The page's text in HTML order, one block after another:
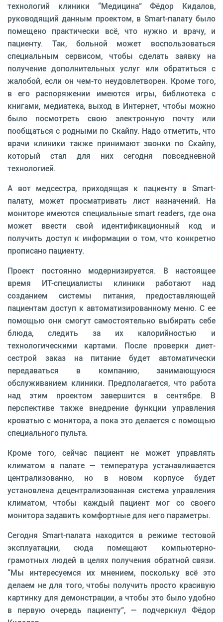
технологий клиники “Медицина” Фёдор Кидалов,
руководящий данным проектом, в Smart-палату было
помещено практически всё, что нужно и врачу, и
пациенту. Так, больной может воспользоваться
специальным сервисом, чтобы сделать заявку на
получение дополнительных услуг или обратиться с
жалобой, если он чем-то неудовлетворен. Кроме того,
в его распоряжении имеются игры, библиотека с
книгами, медиатека, выход в Интернет, чтобы можно
было посмотреть свою электронную почту или
пообщаться с родными по Скайпу. Надо отметить, что
врачи клиники также принимают звонки по Скайпу,
который стал для них сегодня повседневной
технологией.
А вот медсестра, приходящая к пациенту в Smart-
палату, может просматривать лист назначений. На
мониторе имеются специальные smart readers, где она
может ввести свой идентификационный код и
получить доступ к информации о том, что конкретно
прописано пациенту.
Проект постоянно модернизируется. В настоящее
время ИТ-специалисты клиники работают над
созданием системы питания, предоставляющей
пациентам доступ к автоматизированному меню. С ее
помощью они смогут самостоятельно выбирать себе
блюда, следить за их калорийностью и
технологическими картами. После проверки диет-
сестрой заказ на питание будет автоматически
передаваться в компанию, занимающуюся
обслуживанием клиники. Предполагается, что работа
над этим проектом завершится в сентябре. В
перспективе также внедрение функции управления
кроватью с монитора, а пока это делается с помощью
специального пульта.
Кроме того, сейчас пациент не может управлять
климатом в палате — температура устанавливается
централизованно, но в новом корпусе будет
установлена децентрализованная система управления
климатом, чтобы каждый пациент мог со своего
монитора задавить комфортные для него параметры.
Сегодня Smart-палата находится в режиме тестовой
эксплуатации, сюда помещают компьютерно-
грамотных людей в целях получения обратной связи.
“Мы интересуемся их мнением, поскольку всё это
делаем не для того, чтобы получить просто красивую
картинку для демонстрации, а чтобы это было удобно
в первую очередь пациенту”, — подчеркнул Фёдор